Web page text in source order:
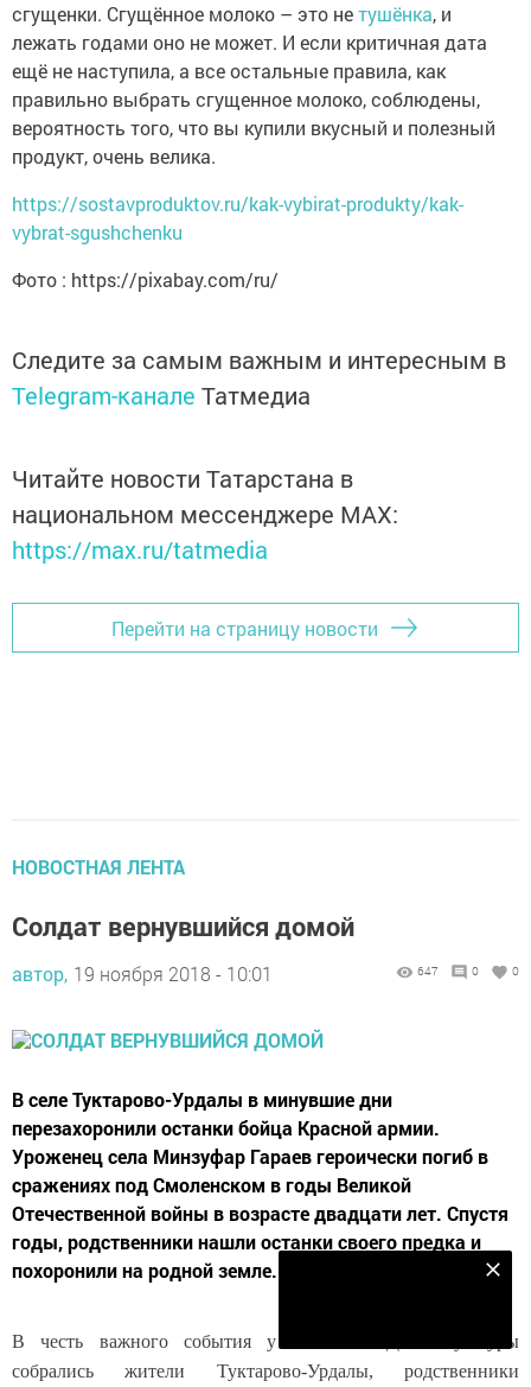
сгущенки. Сгущённое молоко – это нетушёнка, и
лежать годами оно не может. И если критичная дата
ещё не наступила, а все остальные правила, как
правильно выбрать сгущенное молоко, соблюдены,
вероятность того, что вы купили вкусный и полезный
продукт, очень велика.
https://sostavproduktov.ru/kak-vybirat-produkty/kak-
vybrat-sgushchenku
Фото : https://pixabay.com/ru/
Следите за самым важным и интересным в
Telegram-канале Татмедиа
Читайте новости Татарстана в
национальном мессенджере MАХ:
https://max.ru/tatmedia
Перейти на страницу новости
НОВОСТНАЯ ЛЕНТА
Солдат вернувшийся домой
автор, 19 ноября 2018 - 10:01 647 0 0
В селе Туктарово-Урдалы в минувшие дни
перезахоронили останки бойца Красной армии.
Уроженец села Минзуфар Гараев героически погиб в
сражениях под Смоленском в годы Великой
Отечественной войны в возрасте двадцати лет. Спустя
годы, родственники нашли останки своего предка и
похоронили на родной земле.
В честь важного события у сельского Дома культуры
собрались жители Туктарово-Урдалы, родственники